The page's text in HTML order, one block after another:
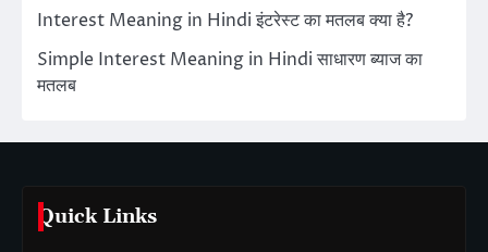
Interest Meaning in Hindi इंटरेस्ट का मतलब क्या है?
Simple Interest Meaning in Hindi साधारण ब्याज का
मतलब
Quick Links